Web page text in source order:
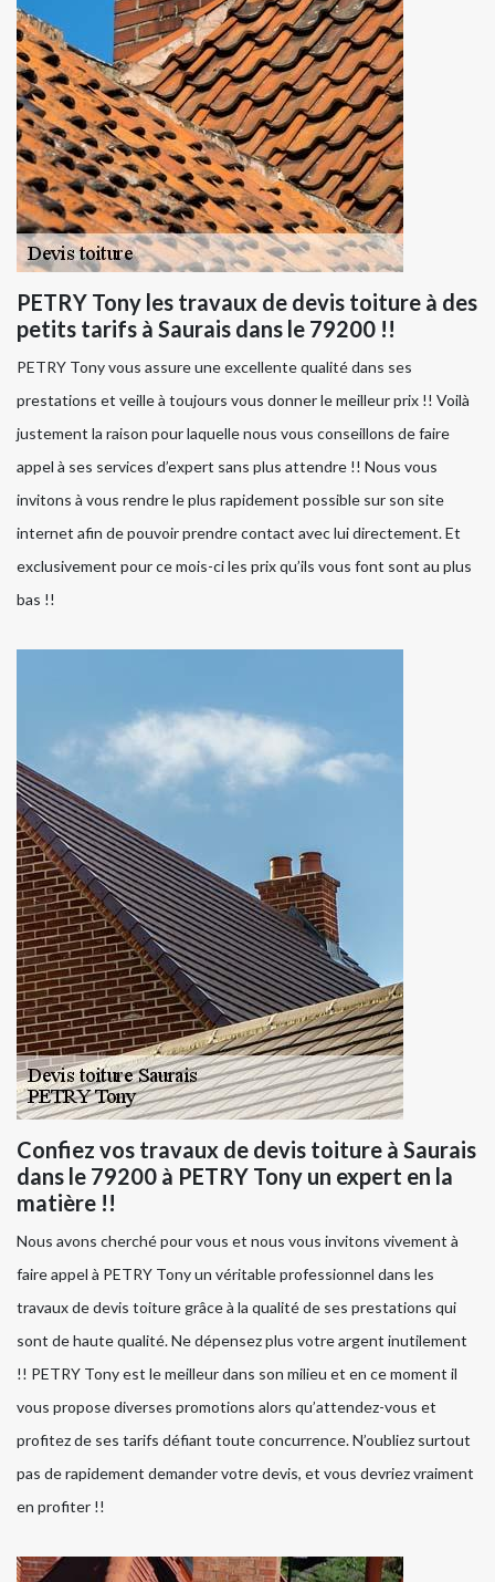
PETRY Tony les travaux de devis toiture à des
petits tarifs à Saurais dans le 79200 !!
PETRY Tony vous assure une excellente qualité dans ses
prestations et veille à toujours vous donner le meilleur prix !! Voilà
justement la raison pour laquelle nous vous conseillons de faire
appel à ses services d’expert sans plus attendre !! Nous vous
invitons à vous rendre le plus rapidement possible sur son site
internet afin de pouvoir prendre contact avec lui directement. Et
exclusivement pour ce mois-ci les prix qu’ils vous font sont au plus
bas !!
Confiez vos travaux de devis toiture à Saurais
dans le 79200 à PETRY Tony un expert en la
matière !!
Nous avons cherché pour vous et nous vous invitons vivement à
faire appel à PETRY Tony un véritable professionnel dans les
travaux de devis toiture grâce à la qualité de ses prestations qui
sont de haute qualité. Ne dépensez plus votre argent inutilement
!! PETRY Tony est le meilleur dans son milieu et en ce moment il
vous propose diverses promotions alors qu’attendez-vous et
profitez de ses tarifs défiant toute concurrence. N’oubliez surtout
pas de rapidement demander votre devis, et vous devriez vraiment
en profiter !!